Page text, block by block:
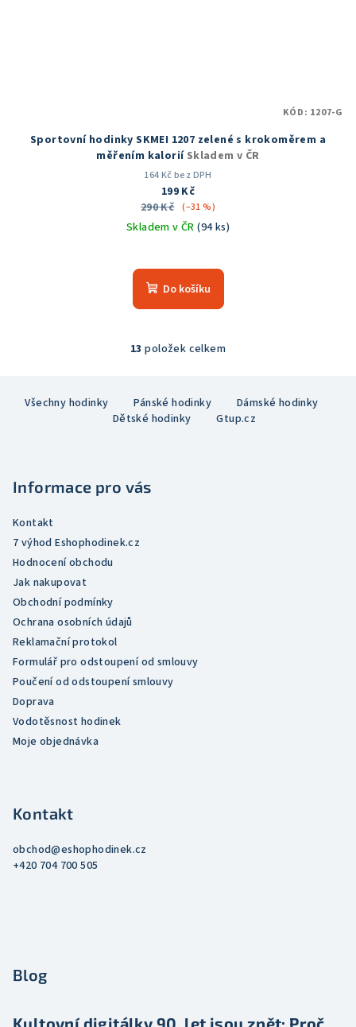
Sportovní hodinky SKMEI 1207 zelené s krokoměrem a
měřením kalorií Skladem v ČR
164 Kč bez DPH
199 Kč
290 Kč (–31 %)
Skladem v ČR(94 ks)
hodnocení
produktu
5
Do košíku
KÓD: 1207-G
O
á
d
s
13 položek celkem
Všechny hodinky Pánské hodinky
Dámské hodinky
Dětské hodinky
Gtup.cz
Informace pro vás
Kontakt
7 výhod Eshophodinek.cz
Hodnocení obchodu
Jak nakupovat
Obchodní podmínky
Ochrana osobních údajů
Reklamační protokol
Formulář pro odstoupení od smlouvy
Poučení od odstoupení smlouvy
Doprava
Vodotěsnost hodinek
Moje objednávka
Kontakt
obchod@eshophodinek.cz
+420 704 700 505
Blog
Kultovní digitálky 90. let jsou zpět: Proč